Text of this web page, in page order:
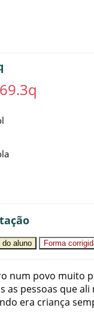
do aluno Forma
num povo muito
as pessoas queali
era criança